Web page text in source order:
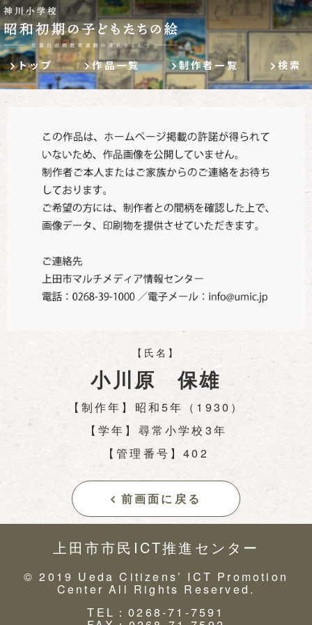
トップ 作品一覧 制作者一覧 検索
【氏名】
小川原 保雄
【制作年】昭和5年（1930）
【学年】尋常小学校3年
【管理番号】402
前画面に戻る
上田市市民ICT推進センター
© 2019 Ueda Citizens’ ICT Promotion
Center All Rights Reserved.
TEL：0268-71-7591